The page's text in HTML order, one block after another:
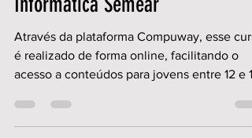
3 de dez. de 2024
4 min de leitura
Informática Semear
Através da plataforma Compuway, esse
acesso a conteúdos para jovens entre 12 e 16
anos